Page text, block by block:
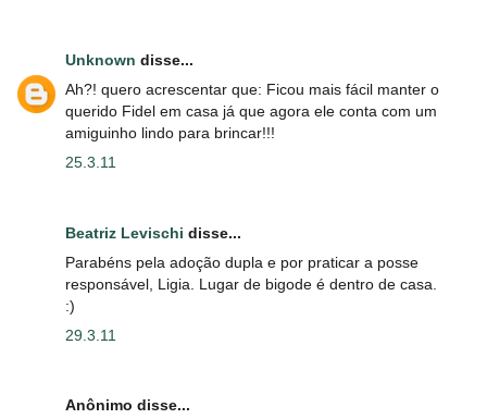
Unknown disse...
Ah?! quero acrescentar que: Ficou mais fácil manter o
querido Fidel em casa já que agora ele conta com um
amiguinho lindo para brincar!!!
25.3.11
Beatriz Levischi disse...
Parabéns pela adoção dupla e por praticar a posse
responsável, Ligia. Lugar de bigode é dentro de casa.
:)
29.3.11
Anônimo disse...